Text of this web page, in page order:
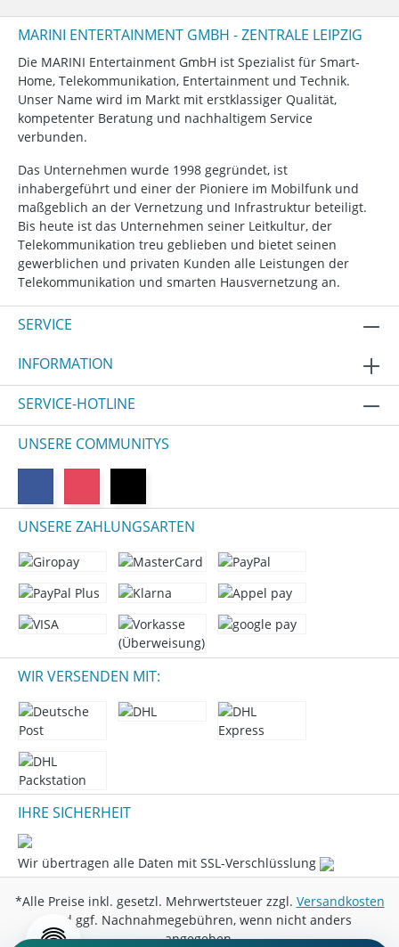
MARINI ENTERTAINMENT GMBH - ZENTRALE LEIPZIG
Die MARINI Entertainment GmbH ist Spezialist für Smart-
Home, Telekommunikation, Entertainment und Technik.
Unser Name wird im Markt mit erstklassiger Qualität,
kompetenter Beratung und nachhaltigem Service
verbunden.
Das Unternehmen wurde 1998 gegründet, ist
inhabergeführt und einer der Pioniere im Mobilfunk und
maßgeblich an der Vernetzung und Infrastruktur beteiligt.
Bis heute ist das Unternehmen seiner Leitkultur, der
Telekommunikation treu geblieben und bietet seinen
gewerblichen und privaten Kunden alle Leistungen der
Telekommunikation und smarten Hausvernetzung an.
SERVICE
INFORMATION
SERVICE-HOTLINE
UNSERE COMMUNITYS
UNSERE ZAHLUNGSARTEN
WIR VERSENDEN MIT:
IHRE SICHERHEIT
Wir übertragen alle Daten mit SSL-Verschlüsslung
*Alle Preise inkl. gesetzl. Mehrwertsteuer zzgl. Versandkosten
und ggf. Nachnahmegebühren, wenn nicht anders
angegeben.